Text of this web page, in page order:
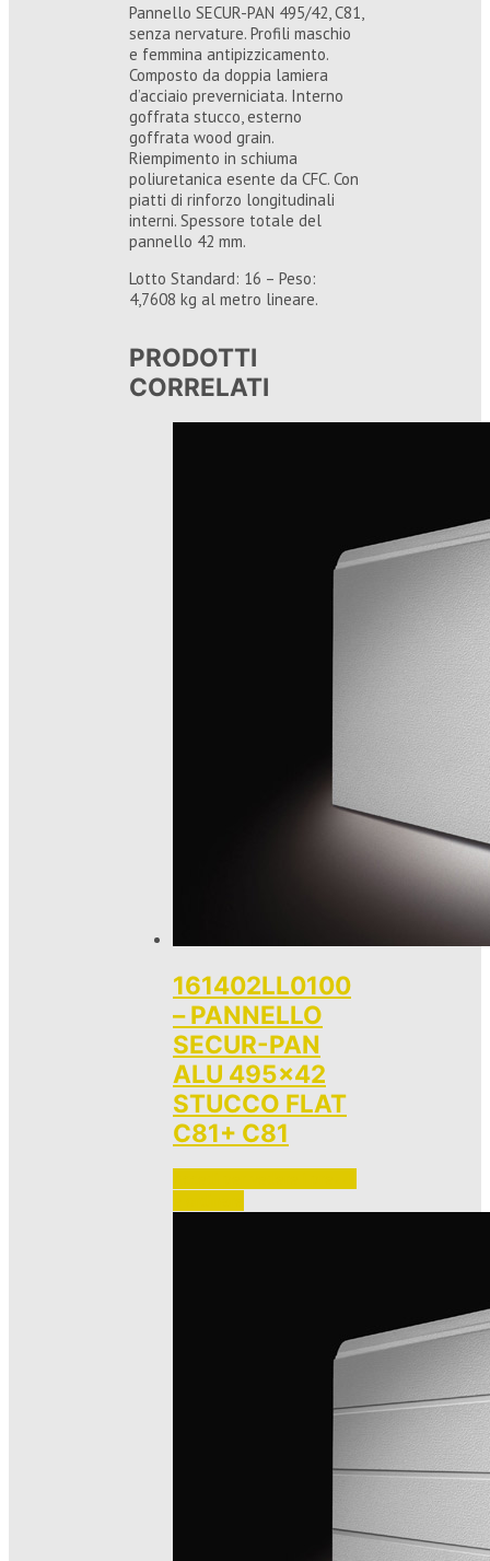
Pannello SECUR-PAN 495/42, C81,
senza nervature. Profili maschio
e femmina antipizzicamento.
Composto da doppia lamiera
d’acciaio preverniciata. Interno
goffrata stucco, esterno
goffrata wood grain.
Riempimento in schiuma
poliuretanica esente da CFC. Con
piatti di rinforzo longitudinali
interni. Spessore totale del
pannello 42 mm.
Lotto Standard: 16 – Peso:
4,7608 kg al metro lineare.
PRODOTTI
CORRELATI
161402LL0100
– PANNELLO
SECUR-PAN
ALU 495×42
STUCCO FLAT
C81+ C81